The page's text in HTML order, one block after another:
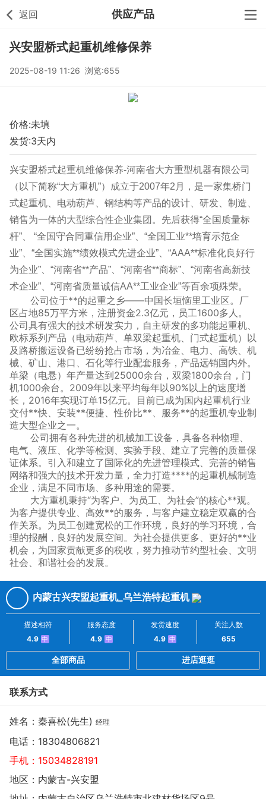
返回 供应产品
兴安盟桥式起重机维修保养
2025-08-19 11:26 浏览:655
价格:未填
发货:3天内
兴安盟桥式起重机维修保养-河南省大方重型机器有限公司
（以下简称“大方重机”）成立于2007年2月，是一家集桥门
式起重机、电动葫芦、钢结构等产品的设计、研发、制造、
销售为一体的大型综合性企业集团。先后获得“全国质量标
杆”、 “全国守合同重信用企业”、“全国工业**培育示范企
业”、“全国实施**绩效模式先进企业”、“AAA**标准化良好行
为企业”、“河南省**产品”、“河南省**商标”、“河南省高新技
术企业”、“河南省质量诚信AA**工业企业”等百余项殊荣。
公司位于**的起重之乡——中国长垣恼里工业区。厂
区占地85万平方米，注册资金2.3亿元，员工1600多人。
公司具有强大的技术研发实力，自主研发的多功能起重机、
欧标系列产品（电动葫芦、单双梁起重机、门式起重机）以
及路桥搬运设备已纷纷抢占市场，为冶金、电力、高铁、机
械、矿山、港口、石化等行业配套服务，产品远销国内外。
单梁（电悬）年产量达到25000余台，双梁1800余台，门
机1000余台。2009年以来平均每年以90%以上的速度增
长，2016年实现订单15亿元。目前已成为国内起重机行业
交付**快、安装**便捷、性价比**、服务**的起重机专业制
造大型企业之一。
公司拥有各种先进的机械加工设备，具备各种物理、
电气、液压、化学等检测、实验手段、建立了完善的质量保
证体系。引入和建立了国际化的先进管理模式、完善的销售
网络和强大的技术开发力量，全力打造****的起重机械制造
企业，满足不同市场、多种用途的需要。
大方重机秉持“为客户、为员工、为社会”的核心**观。
为客户提供专业、高效**的服务，与客户建立稳定双赢的合
作关系。为员工创建宽松的工作环境，良好的学习环境，合
理的报酬，良好的发展空间。为社会提供更多、更好的**业
机会，为国家贡献更多的税收，努力推动节约型社会、文明
社会、和谐社会的发展。
内蒙古兴安盟起重机_乌兰浩特起重机
描述相符
4.9 中
服务态度
4.9 中
发货速度
4.9 中
关注人数
655
全部商品 进店逛逛
联系方式
姓名：秦喜松(先生) 经理
电话： 18304806821
手机： 15034828191
地区：内蒙古-兴安盟